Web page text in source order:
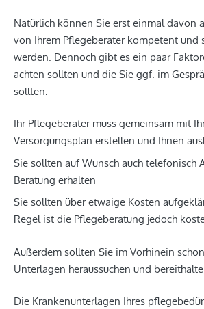
Natürlich können Sie erst einmal davon
von Ihrem Pflegeberater kompetent und
werden. Dennoch gibt es ein paar
achten sollten und die Sie ggf. im
sollten:
Ihr Pflegeberater muss gemeinsam mit
Versorgungsplan erstellen und Ihnen
Sie sollten auf Wunsch auch telefonisch
Beratung erhalten
Sie sollten über etwaige Kosten
Regel ist die Pflegeberatung jedoch
Außerdem sollten Sie im Vorhinein
Unterlagen heraussuchen und
Die Krankenunterlagen Ihres